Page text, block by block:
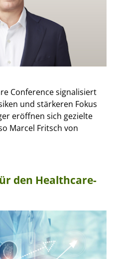
Conference signalisiert
und stärkeren Fokus
eröffnen sich gezielte
Marcel Fritsch von
den Healthcare-